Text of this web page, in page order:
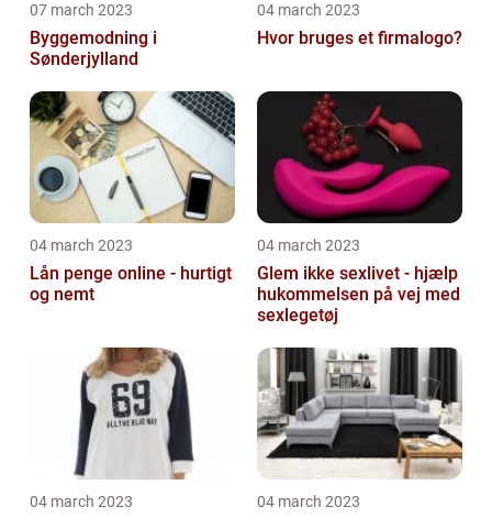
07 march 2023
Byggemodning i
Sønderjylland
04 march 2023
Hvor bruges et firmalogo?
04 march 2023
Lån penge online - hurtigt
og nemt
04 march 2023
Glem ikke sexlivet - hjælp
hukommelsen på vej med
sexlegetøj
04 march 2023 04 march 2023